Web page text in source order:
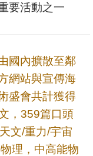
要活動之一
國內擴散至鄰
網站與宣傳海
盛會共計獲得
，359篇口頭
文/重力/宇宙
理，中高能物